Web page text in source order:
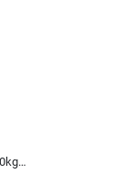
2er Set – LP2-Extension Rückenstütze, bis zu 100kg – 10€ günstiger